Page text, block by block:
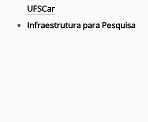
UFSCar
Infraestrutura para Pesquisa